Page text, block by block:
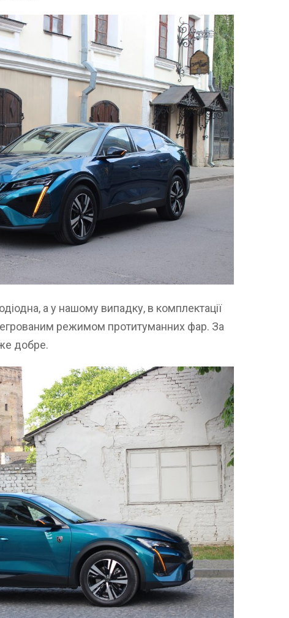
а у нашому випадку, в комплектації
режимом протитуманних фар. За
добре.